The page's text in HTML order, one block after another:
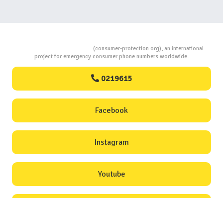
(consumer-protection.org), an international
project for emergency consumer phone numbers worldwide.
0219615
Facebook
Instagram
Youtube